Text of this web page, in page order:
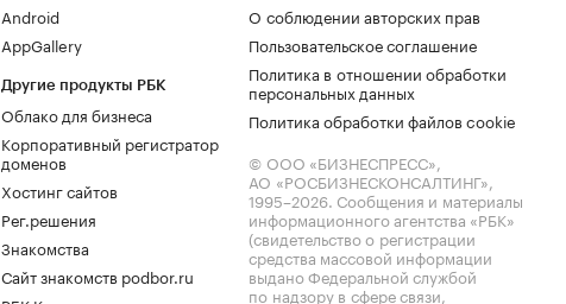
Android
AppGallery
Другие продукты РБК
Облако для бизнеса
Корпоративный регистратор
доменов
Хостинг сайтов
Рег.решения
Знакомства
Сайт знакомств podbor.ru
О соблюдении авторских прав
Пользовательское соглашение
Политика в отношении обработки
персональных данных
Политика обработки файлов cookie
© ООО «БИЗНЕСПРЕСС»,
АО «РОСБИЗНЕСКОНСАЛТИНГ»,
1995–2026. Сообщения и материалы
информационного агентства «РБК»
(свидетельство о регистрации
средства массовой информации
выдано Федеральной службой
по надзору в сфере связи,